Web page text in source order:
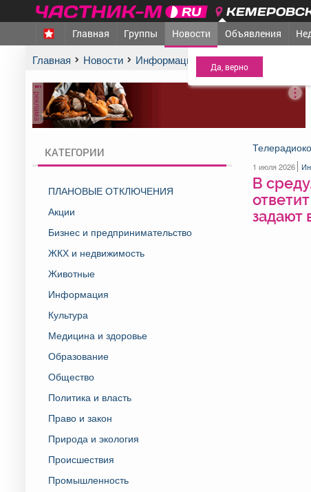
МЕЖДУРЕЧЕНСК -
Главная Группы Новости Объявления
Главная Новости Информация В среду, 1 июля,
реклама
КАТЕГОРИИ
ПЛАНОВЫЕ ОТКЛЮЧЕНИЯ
Акции
Бизнес и предпринимательство
ЖКХ и недвижимость
Животные
Информация
Культура
Медицина и здоровье
Образование
Общество
Политика и власть
Право и закон
Природа и экология
Происшествия
Промышленность
1 июля 2026
В
задают